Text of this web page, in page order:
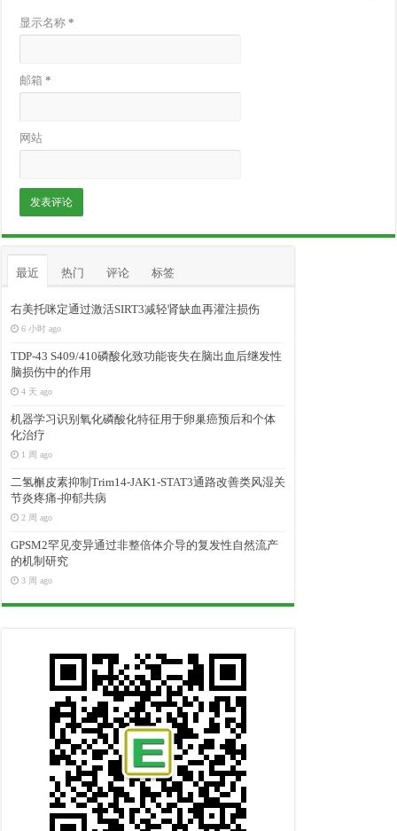
显示名称*
邮箱*
网站
最近 热门 评论 标签
右美托咪定通过激活SIRT3减轻肾缺血再灌注损伤
6 小时 ago
TDP-43 S409/410磷酸化致功能丧失在脑出血后继发性
脑损伤中的作用
4 天 ago
机器学习识别氧化磷酸化特征用于卵巢癌预后和个体
化治疗
1 周 ago
二氢槲皮素抑制Trim14-JAK1-STAT3通路改善类风湿关
节炎疼痛-抑郁共病
2 周 ago
GPSM2罕见变异通过非整倍体介导的复发性自然流产
的机制研究
3 周 ago